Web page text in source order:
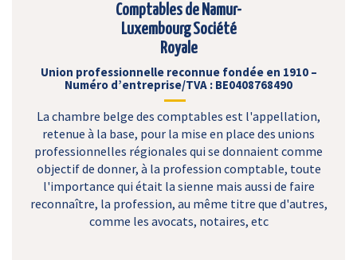
Comptables de Namur-
Luxembourg Société
Royale
Union professionnelle reconnue fondée en 1910 –
Numéro d’entreprise/TVA : BE0408768490
La chambre belge des comptables est l'appellation,
retenue à la base, pour la mise en place des unions
professionnelles régionales qui se donnaient comme
objectif de donner, à la profession comptable, toute
l'importance qui était la sienne mais aussi de faire
reconnaître, la profession, au même titre que d'autres,
comme les avocats, notaires, etc